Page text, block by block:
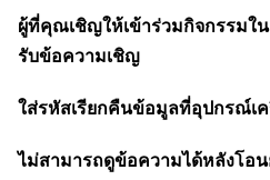
ผู้ที่คุณเชิญให้เข้าร่วมกิจกรรมใ
รับข้อความเชิญ
ใส่รหัสเรียกคืนข้อมูลที่อุปกรณ์เค
ไม่สามารถดูข้อความได้หลังโอ